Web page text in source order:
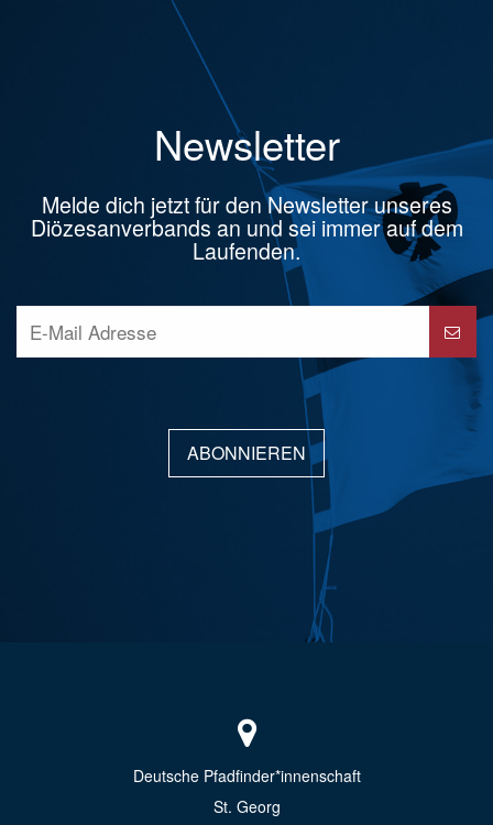
Newsletter
Melde dich jetzt für den Newsletter unseres
Diözesanverbands an und sei immer auf dem
Laufenden.
ABONNIEREN
Deutsche Pfadfinder*innenschaft
St. Georg